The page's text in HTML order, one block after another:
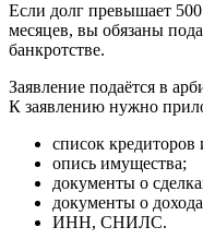
Если долг превышает
месяцев, вы обязаны
банкротстве.
Заявление подаётся в
К заявлению нужно
список
опись имущества;
документы о
документы о
ИНН, СНИЛС.